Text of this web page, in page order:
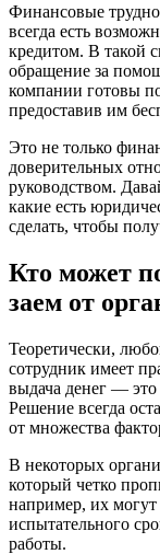
Финансовые
всегда есть
кредитом. В такой
обращение за
компании готовы
предоставив им
Это не только
доверительных
руководством.
какие есть
сделать, чтобы
Кто может
заем от
Теоретически,
сотрудник имеет
выдача денег — это
Решение всегда
от множества
В некоторых
который четко
например, их могут
испытательного
работы.